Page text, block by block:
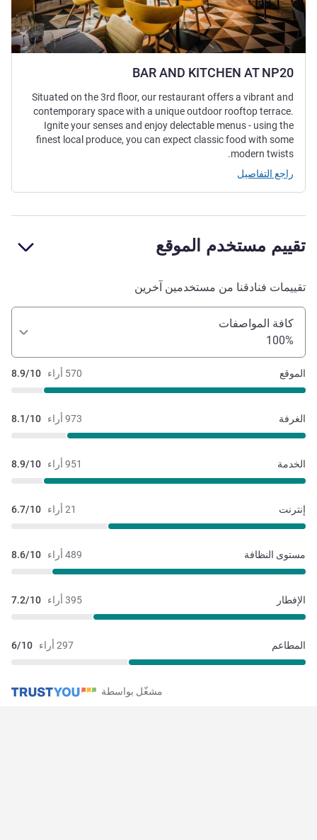
BAR AND KITCHEN AT NP20
Situated on the 3rd floor, our restaurant offers a vibrant and
contemporary space with a unique outdoor rooftop terrace.
Ignite your senses and enjoy delectable menus - using the
finest local produce, you can expect classic food with some
modern twists.
راجع التفاصيل
تقييم مستخدم الموقع
تقييمات فنادقنا من مستخدمين آخرين
كافة المواصفات
100%
570 أراء 8.9/10 الموقع
973 أراء 8.1/10 الغرفة
951 أراء 8.9/10 الخدمة
21 أراء 6.7/10 إنترنت
489 أراء 8.6/10 مستوى النظافة
395 أراء 7.2/10 الإفطار
297 أراء 6/10 المطاعم
مشغّل بواسطة